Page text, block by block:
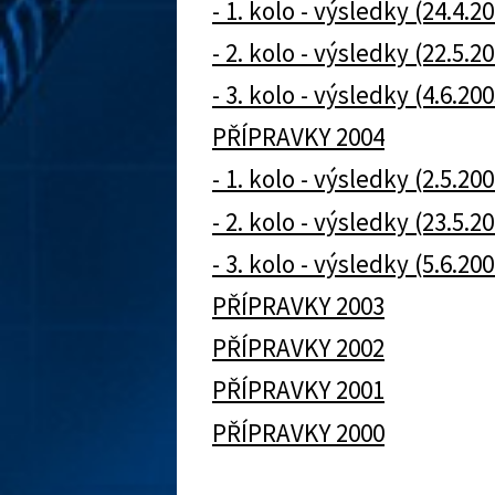
- 1. kolo - výsledky
- 2. kolo - výsledky
- 3. kolo - výsledky
PŘÍPRAVKY 2004
- 1. kolo - výsledky
- 2. kolo - výsledky
- 3. kolo - výsledky
PŘÍPRAVKY 2003
PŘÍPRAVKY 2002
PŘÍPRAVKY 2001
PŘÍPRAVKY 2000